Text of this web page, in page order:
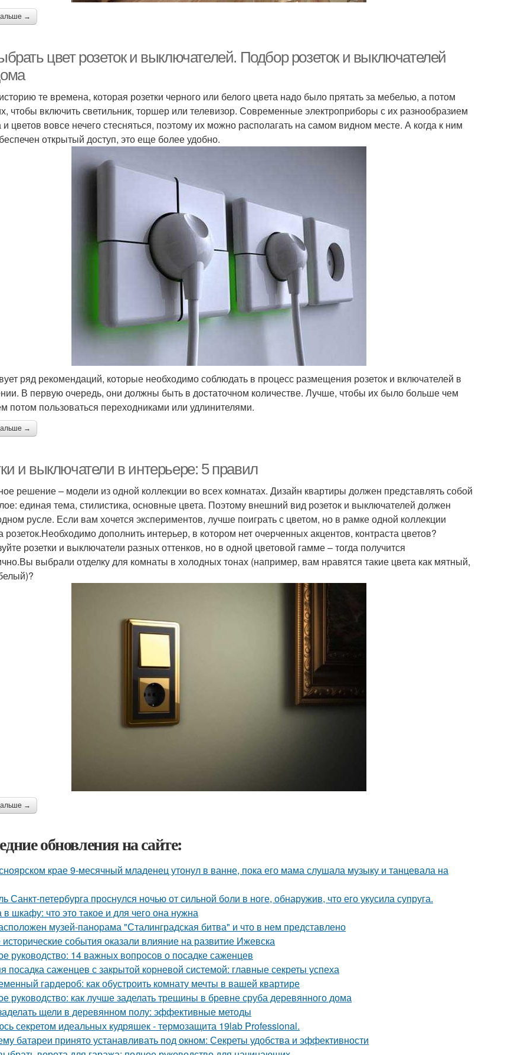
→
цвет розеток и выключателей. Подбор розеток и выключателей
те времена, которая розетки черного или белого цвета надо было прятать за мебелью, а потом
чтобы включить светильник, торшер или телевизор. Современные электроприборы с их разнообразием
и цветов вовсе нечего стесняться, поэтому их можно располагать на самом видном месте. А когда к ним
открытый доступ, это еще более удобно.
ряд рекомендаций, которые необходимо соблюдать в процесс размещения розеток и включателей в
В первую очередь, они должны быть в достаточном количестве. Лучше, чтобы их было больше чем
потом пользоваться переходниками или удлинителями.
→
и выключатели в интерьере: 5 правил
решение – модели из одной коллекции во всех комнатах. Дизайн квартиры должен представлять собой
единая тема, стилистика, основные цвета. Поэтому внешний вид розеток и выключателей должен
русле. Если вам хочется экспериментов, лучше поиграть с цветом, но в рамке одной коллекции
розеток.Необходимо дополнить интерьер, в котором нет очерченных акцентов, контраста цветов?
розетки и выключатели разных оттенков, но в одной цветовой гамме – тогда получится
выбрали отделку для комнаты в холодных тонах (например, вам нравятся такие цвета как мятный,
→
обновления на сайте:
крае 9-месячный младенец утонул в ванне, пока его мама слушала музыку и танцевала на
Санкт-петербурга проснулся ночью от сильной боли в ноге, обнаружив, что его укусила супруга.
в шкафу: что это такое и для чего она нужна
музей-панорама "Сталинградская битва" и что в нем представлено
исторические события оказали влияние на развитие Ижевска
руководство: 14 важных вопросов о посадке саженцев
посадка саженцев с закрытой корневой системой: главные секреты успеха
гардероб: как обустроить комнату мечты в вашей квартире
руководство: как лучше заделать трещины в бревне сруба деревянного дома
щели в деревянном полу: эффективные методы
секретом идеальных кудряшек - термозащита 19lab Professional.
батареи принято устанавливать под окном: Секреты удобства и эффективности